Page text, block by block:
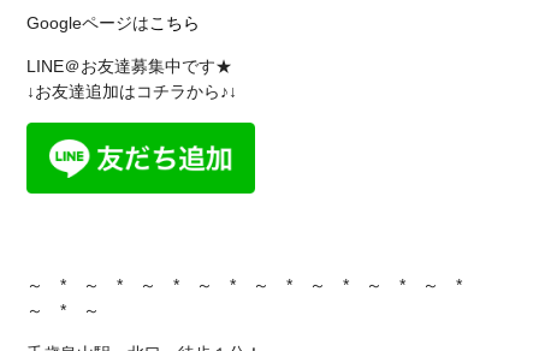
Googleページはこちら
LINE＠お友達募集中です★
↓お友達追加はコチラから♪↓
～ * ～ * ～ * ～ * ～ * ～ * ～ * ～ *
～ * ～